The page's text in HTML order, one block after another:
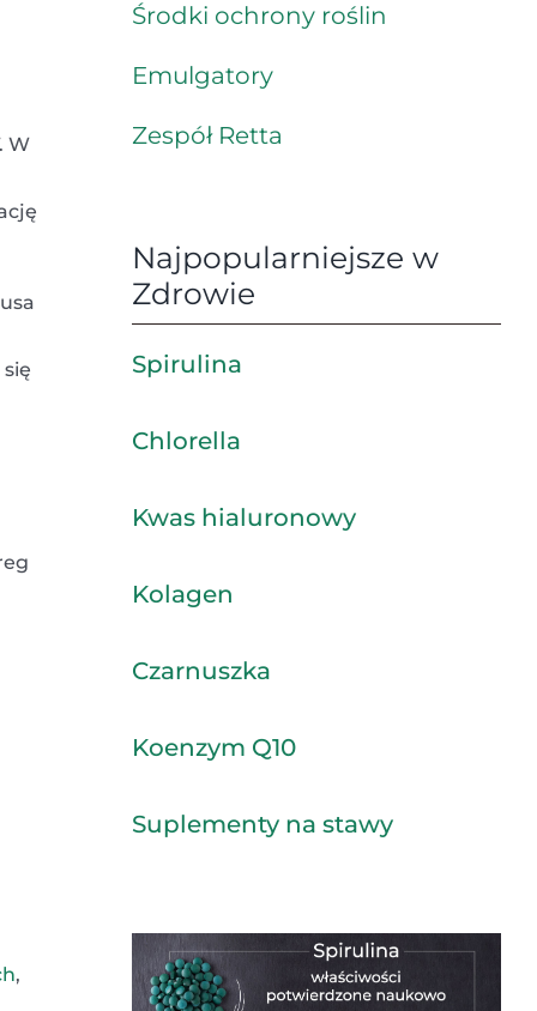
W
,
Środki ochrony roślin
Emulgatory
Zespół Retta
Najpopularniejsze w
Zdrowie
Spirulina
Chlorella
Kwas hialuronowy
Kolagen
Czarnuszka
Koenzym Q10
Suplementy na stawy